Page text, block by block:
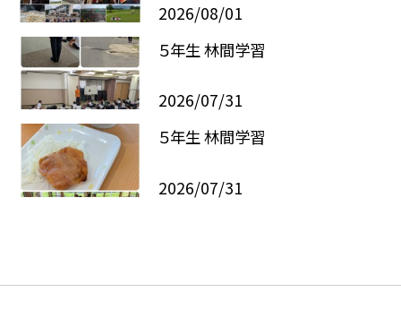
2026/08/01
５年生 林間学習
2026/07/31
５年生 林間学習
2026/07/31